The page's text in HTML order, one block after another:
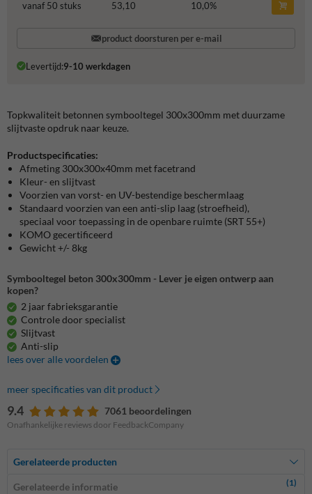
vanaf 50 stuks
53,10 10,0%
product doorsturen per e-mail
Levertijd:9-10 werkdagen
Topkwaliteit betonnen symbooltegel 300x300mm met duurzame
slijtvaste opdruk naar keuze.
Productspecificaties:
Afmeting 300x300x40mm met facetrand
Kleur- en slijtvast
Voorzien van vorst- en UV-bestendige beschermlaag
Standaard voorzien van een anti-slip laag (stroefheid),
speciaal voor toepassing in de openbare ruimte (SRT 55+)
KOMO gecertificeerd
Gewicht +/- 8kg
Symbooltegel beton 300x300mm - Lever je eigen ontwerp aan
kopen?
2 jaar fabrieksgarantie
Controle door specialist
Slijtvast
Anti-slip
lees over alle voordelen
meer specificaties van dit product
9.4 7061 beoordelingen
Onafhankelijke reviews door FeedbackCompany
Gerelateerde producten
Gerelateerde informatie (1)